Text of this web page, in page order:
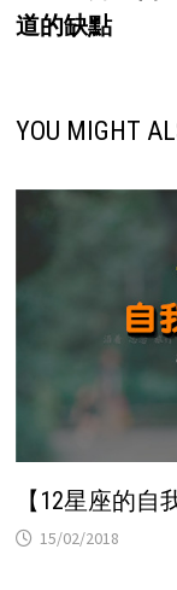
道的缺點
YOU MIGHT
【12星座的
15/02/2018